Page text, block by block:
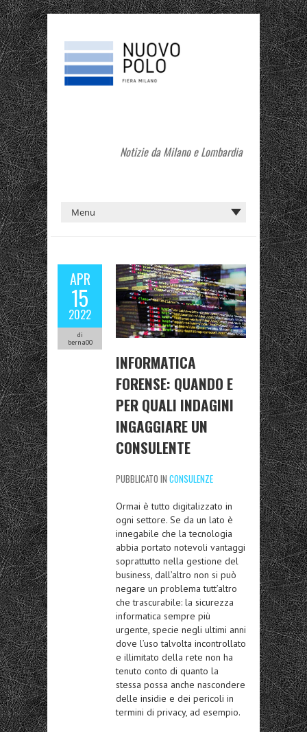
Notizie da Milano e Lombardia
APR
15
2022
di
berna00
INFORMATICA
FORENSE: QUANDO E
PER QUALI INDAGINI
INGAGGIARE UN
CONSULENTE
PUBBLICATO IN CONSULENZE
Ormai è tutto digitalizzato in
ogni settore. Se da un lato è
innegabile che la tecnologia
abbia portato notevoli vantaggi
soprattutto nella gestione del
business, dall’altro non si può
negare un problema tutt’altro
che trascurabile: la sicurezza
informatica sempre più
urgente, specie negli ultimi anni
dove l’uso talvolta incontrollato
e illimitato della rete non ha
tenuto conto di quanto la
stessa possa anche nascondere
delle insidie e dei pericoli in
termini di privacy, ad esempio.